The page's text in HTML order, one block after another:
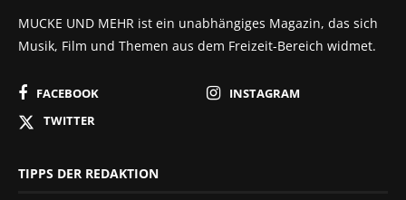
MUCKE UND MEHR ist ein unabhängiges Magazin, das sich
Musik, Film und Themen aus dem Freizeit-Bereich widmet.
FACEBOOK
INSTAGRAM
TWITTER
TIPPS DER REDAKTION